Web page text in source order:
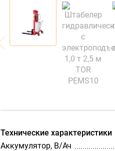
Технические характеристики
Аккумулятор, В/Ач